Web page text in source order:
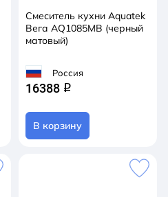
Смеситель кухни Aquatek
Вега AQ1085MB (черный
матовый)
Россия
16388 q
В корзину